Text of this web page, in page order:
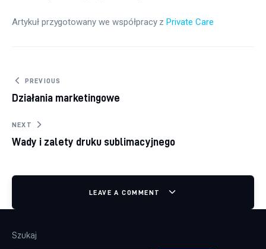
Artykuł przygotowany we współpracy z Private Care
Nawigacja wpisu
PREVIOUS
Działania marketingowe
NEXT
Wady i zalety druku sublimacyjnego
LEAVE A COMMENT
Szukaj